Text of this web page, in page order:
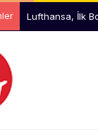
Lufthansa, İlk